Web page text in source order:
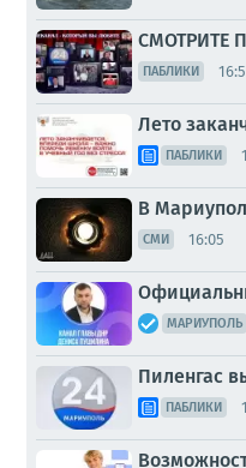
СМОТРИТЕ
ПАБЛИКИ
Лето
ПАБЛИКИ
В
СМИ 16:05
МАРИУПОЛЬ
Пиленгас
ПАБЛИКИ